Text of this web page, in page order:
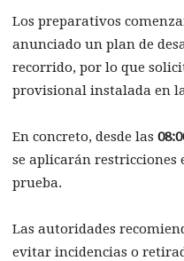
Los preparativos
anunciado un plan de
recorrido, por lo que
provisional instalada en
En concreto, desde las
se aplicarán restricciones
prueba.
Las autoridades
evitar incidencias o